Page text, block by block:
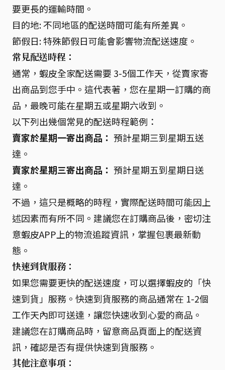
要更長的運輸時間。
目的地: 不同地區的配送時間可能有所差異。
節假日: 特殊節假日可能會影響物流配送速度。
常見配送時程：
通常，蝦皮全家配送需要 3-5個工作天，從賣家寄
出商品到您手中。這代表著，您在星期一訂購的商
品，最晚可能在星期五或星期六收到。
以下列出幾個常見的配送時程範例：
賣家於星期一寄出商品： 預計星期三到星期五送
達。
賣家於星期三寄出商品： 預計星期五到星期日送
達。
不過，這只是概略的時程，實際配送時間可能因上
述因素而有所不同。建議您在訂購商品後，密切注
意蝦皮APP上的物流追蹤資訊，掌握包裹最新動
態。
快速到貨服務：
如果您需要更快的配送速度，可以選擇蝦皮的「快
速到貨」服務。快速到貨服務的商品通常在 1-2個
工作天內即可送達，讓您快速收到心愛的商品。
建議您在訂購商品時，留意商品頁面上的配送資
訊，確認是否有提供快速到貨服務。
其他注意事項：